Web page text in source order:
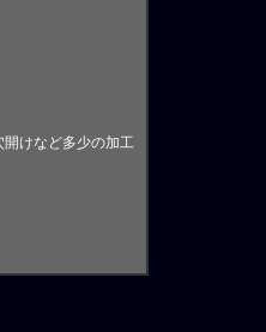
けなど多少の加工